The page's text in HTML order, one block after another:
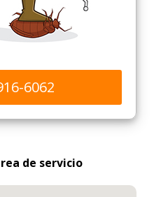
6062
de servicio